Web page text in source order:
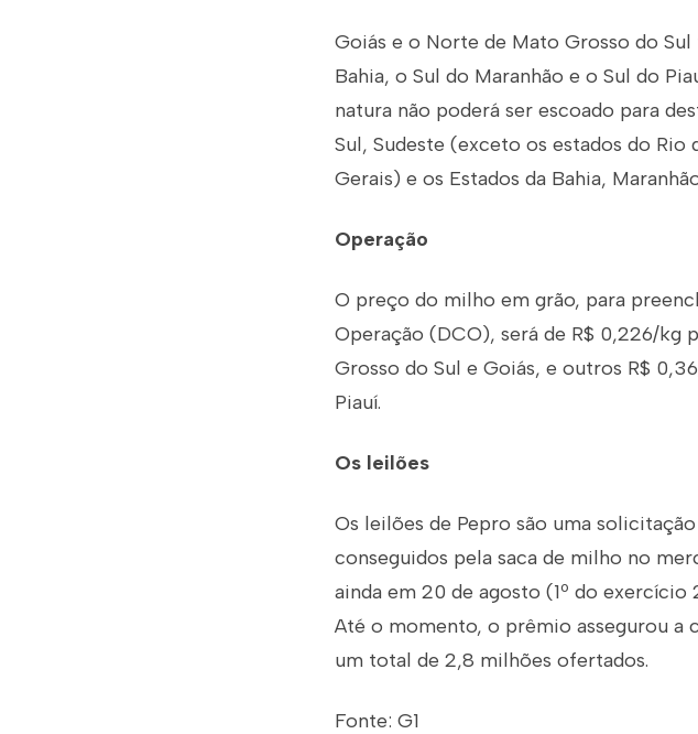
Goiás e o Norte de Mato Grosso do
Bahia, o Sul do Maranhão e o Sul do
natura não poderá ser escoado para
Sul, Sudeste (exceto os estados do
Gerais) e os Estados da Bahia,
Operação
O preço do milho em grão, para
Operação (DCO), será de R$ 0,226/kg
Grosso do Sul e Goiás, e outros R$
Piauí.
Os leilões
Os leilões de Pepro são uma
conseguidos pela saca de milho no
ainda em 20 de agosto (1º do
Até o momento, o prêmio assegurou a
um total de 2,8 milhões ofertados.
Fonte: G1